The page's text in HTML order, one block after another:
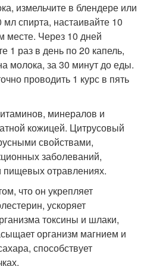
измельчите в блендере или
спирта, настаивайте 10
месте. Через 10 дней
1 раз в день по 20 капель,
молока, за 30 минут до еды.
проводить 1 курс в пять
минералов и
кожицей. Цитрусовый
свойствами,
заболеваний,
пищевых отравлениях.
что он укрепляет
ускоряет
токсины и шлаки,
организм магнием и
способствует